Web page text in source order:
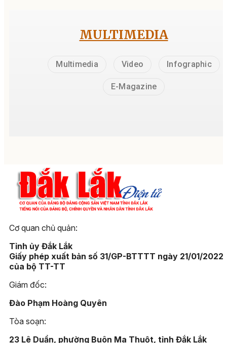
MULTIMEDIA
Multimedia Video Infographic
E-Magazine
Cơ quan chủ quản:
Tỉnh ủy Đắk Lắk
Giấy phép xuất bản số 31/GP-BTTTT ngày 21/01/2022
của bộ TT-TT
Giám đốc:
Đào Phạm Hoàng Quyên
Tòa soạn:
23 Lê Duẩn, phường Buôn Ma Thuột, tỉnh Đắk Lắk